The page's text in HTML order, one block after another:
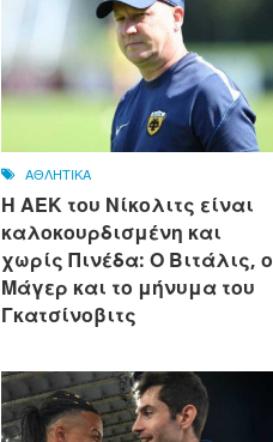
ΑΘΛΗΤΙΚΑ
Η ΑΕΚ του Νίκολιτς είναι
καλοκουρδισμένη και
χωρίς Πινέδα: Ο Βιτάλις, ο
Μάγερ και το μήνυμα του
Γκατσίνοβιτς